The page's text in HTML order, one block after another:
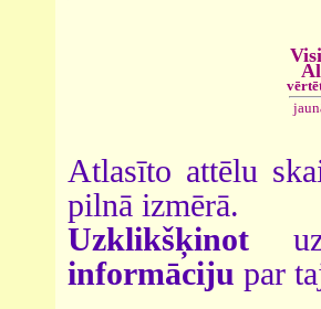
Atlasīto attēlu
pilnā izmērā.
Uzklikšķinot
informāciju par